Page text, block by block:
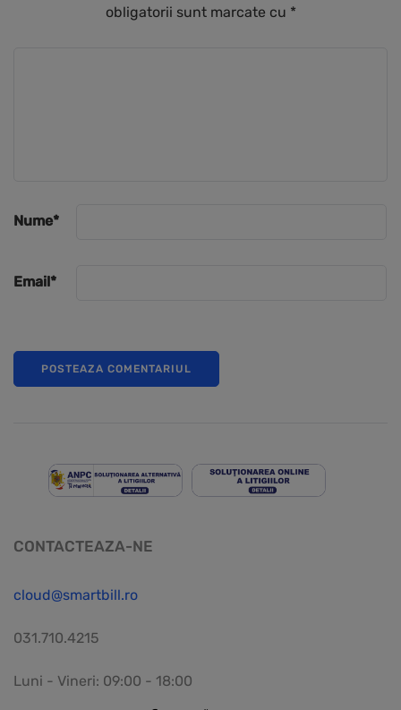
obligatorii sunt marcate cu *
Nume*
Email *
CONTACTEAZA-NE
cloud@smartbill.ro
031.710.4215
Luni - Vineri: 09:00 - 18:00